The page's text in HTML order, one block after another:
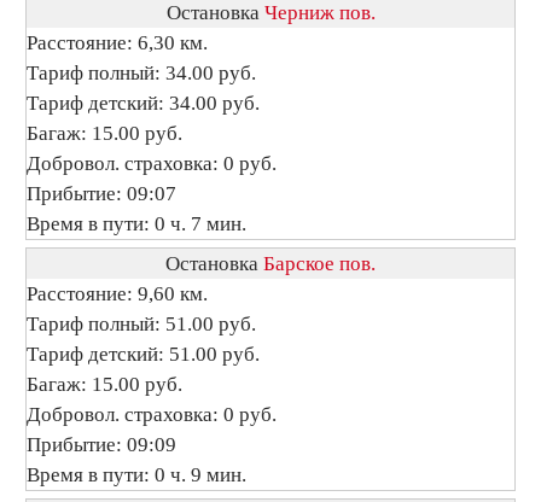
Остановка Черниж пов.
Расстояние: 6,30 км.
Тариф полный: 34.00 руб.
Тариф детский: 34.00 руб.
Багаж: 15.00 руб.
Добровол. страховка: 0 руб.
Прибытие: 09:07
Время в пути: 0 ч. 7 мин.
Остановка Барское пов.
Расстояние: 9,60 км.
Тариф полный: 51.00 руб.
Тариф детский: 51.00 руб.
Багаж: 15.00 руб.
Добровол. страховка: 0 руб.
Прибытие: 09:09
Время в пути: 0 ч. 9 мин.